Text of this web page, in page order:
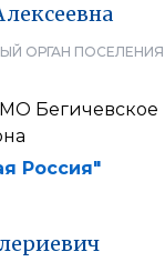
ОРГАН ПОСЕЛЕНИЯ
Бегичевское
Россия"